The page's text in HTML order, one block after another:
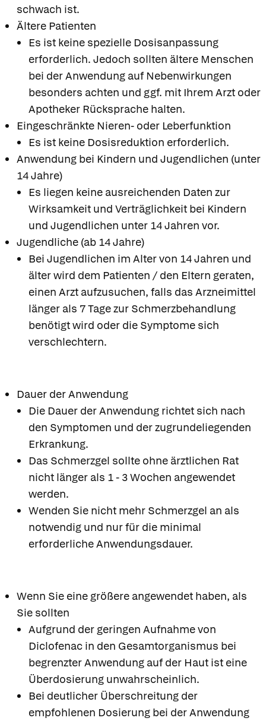
schwach ist.
Ältere Patienten
Es ist keine spezielle Dosisanpassung
erforderlich. Jedoch sollten ältere Menschen
bei der Anwendung auf Nebenwirkungen
besonders achten und ggf. mit Ihrem Arzt oder
Apotheker Rücksprache halten.
Eingeschränkte Nieren- oder Leberfunktion
Es ist keine Dosisreduktion erforderlich.
Anwendung bei Kindern und Jugendlichen (unter
14 Jahre)
Es liegen keine ausreichenden Daten zur
Wirksamkeit und Verträglichkeit bei Kindern
und Jugendlichen unter 14 Jahren vor.
Jugendliche (ab 14 Jahre)
Bei Jugendlichen im Alter von 14 Jahren und
älter wird dem Patienten / den Eltern geraten,
einen Arzt aufzusuchen, falls das Arzneimittel
länger als 7 Tage zur Schmerzbehandlung
benötigt wird oder die Symptome sich
verschlechtern.
Dauer der Anwendung
Die Dauer der Anwendung richtet sich nach
den Symptomen und der zugrundeliegenden
Erkrankung.
Das Schmerzgel sollte ohne ärztlichen Rat
nicht länger als 1 - 3 Wochen angewendet
werden.
Wenden Sie nicht mehr Schmerzgel an als
notwendig und nur für die minimal
erforderliche Anwendungsdauer.
Wenn Sie eine größere angewendet haben, als
Sie sollten
Aufgrund der geringen Aufnahme von
Diclofenac in den Gesamtorganismus bei
begrenzter Anwendung auf der Haut ist eine
Überdosierung unwahrscheinlich.
Bei deutlicher Überschreitung der
empfohlenen Dosierung bei der Anwendung